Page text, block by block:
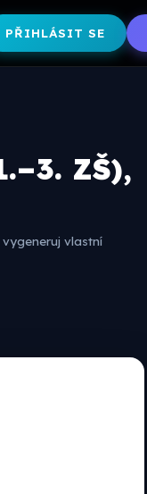
PŘIHLÁSIT SE
ZŠ),
vlastní